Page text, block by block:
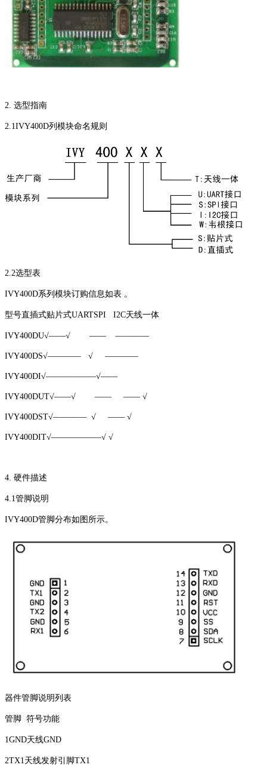
2. 选型指南
2.1IVY400D列模块命名规则
2.2选型表
IVY400D系列模块订购信息如表 。
型号直插式贴片式UARTSPI I2C天线一体
IVY400DU√——√ —— ————
IVY400DS√———— √ ————
IVY400DI√——————√——
IVY400DUT√——√ —— —— √
IVY400DST√———— √ —— √
IVY400DIT√——————√ √
4. 硬件描述
4.1管脚说明
IVY400D管脚分布如图所示。
器件管脚说明列表
管脚 符号功能
1GND天线GND
2TX1天线发射引脚TX1